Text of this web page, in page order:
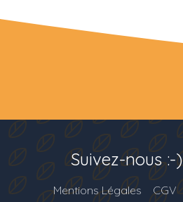
Mentions Légales CGV
Suivez-nous :-)